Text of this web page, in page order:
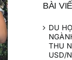
BÀI
DU
THU
USD/